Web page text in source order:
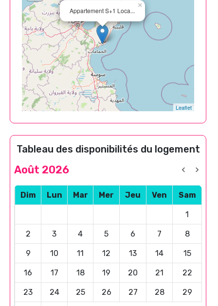
Appartement S+1 Loca...
×
Leaflet
Tableau des disponibilités du logement
Août 2026
Dim Lun Mar Mer Jeu Ven Sam
1
2 3 4 5 6 7 8
9 10 11 12 13 14 15
16 17 18 19 20 21 22
23 24 25 26 27 28 29